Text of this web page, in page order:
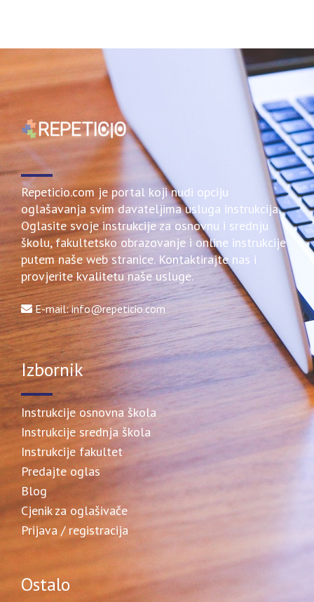
Repeticio.com je portal koji nudi opciju
oglašavanja svim davateljima usluga instrukcija.
Oglasite svoje instrukcije za osnovnu i srednju
školu, fakultetsko obrazovanje i online instrukcije
putem naše web stranice. Kontaktirajte nas i
provjerite kvalitetu naše usluge.
E-mail: info@repeticio.com
Izbornik
Instrukcije osnovna škola
Instrukcije srednja škola
Instrukcije fakultet
Predajte oglas
Blog
Cjenik za oglašivače
Prijava / registracija
Ostalo